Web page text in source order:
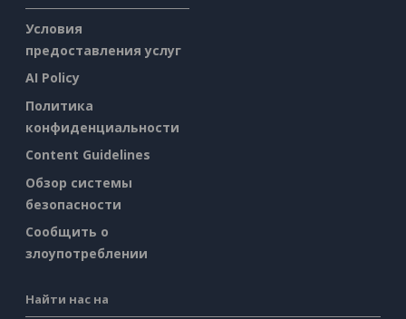
Условия
предоставления услуг
AI Policy
Политика
конфиденциальности
Content Guidelines
Обзор системы
безопасности
Сообщить о
злоупотреблении
Найти нас на